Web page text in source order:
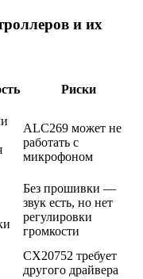
и их
Риски
ALC269 может не
работать с
микрофоном
Без прошивки —
звук есть, но нет
регулировки
громкости
CX20752 требует
другого драйвера